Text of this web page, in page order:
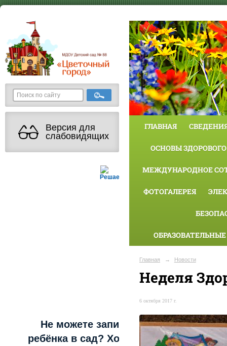
Версия для
слабовидящих
Решаем вместе
Не можете записать
ребёнка в сад? Хотите
ГЛАВНАЯ
ОСНОВЫ
МЕЖДУНАРОДНОЕ
ФОТОГАЛЕРЕЯ
Главная → Новости
Неделя
6 октября 2017 г.